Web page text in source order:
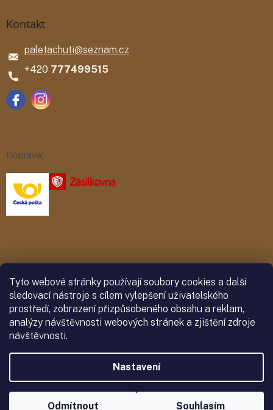
Tyto webové stránky používají soubory cookies a další
sledovací nástroje s cílem vylepšení uživatelského
prostředí, zobrazení přizpůsobeného obsahu a reklam,
analýzy návštěvnosti webových stránek a zjištění zdroje
návštěvnosti.
Nastavení
Odmítnout Souhlasím
Kontakt
paletachuti@seznam.cz
777499515
Doprava:
Vytvořil Shoptet
Copyright 2026Paleta chutí . Všechna práva vyhrazena.